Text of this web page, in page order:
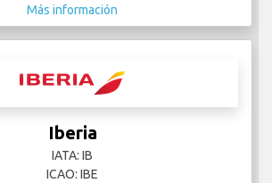
Más información
Iberia
IATA: IB
ICAO: IBE